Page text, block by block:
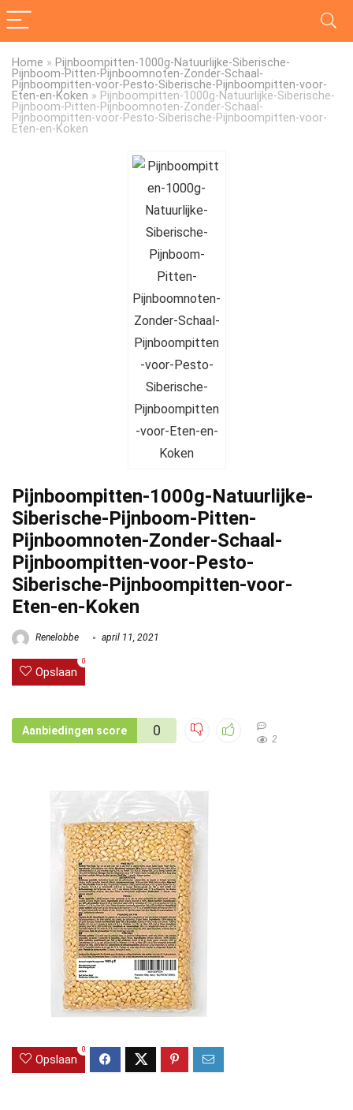
Home » Pijnboompitten-1000g-Natuurlijke-Siberische-
Pijnboom-Pitten-Pijnboomnoten-Zonder-Schaal-
Pijnboompitten-voor-Pesto-Siberische-Pijnboompitten-voor-
Eten-en-Koken » Pijnboompitten-1000g-Natuurlijke-Siberische-
Pijnboom-Pitten-Pijnboomnoten-Zonder-Schaal-
Pijnboompitten-voor-Pesto-Siberische-Pijnboompitten-voor-
Eten-en-Koken
Pijnboompitten-1000g-Natuurlijke-
Siberische-Pijnboom-Pitten-
Pijnboomnoten-Zonder-Schaal-
Pijnboompitten-voor-Pesto-
Siberische-Pijnboompitten-voor-
Eten-en-Koken
Renelobbe april 11, 2021
Opslaan
0
Aanbiedingen score 0
2
Opslaan
0